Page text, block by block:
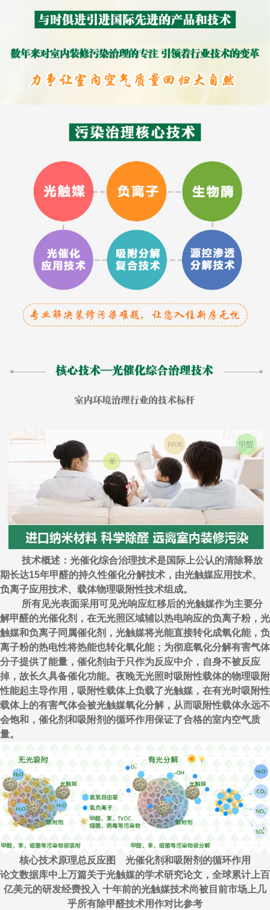
技术概述：光催化综合治理技术是国际上公认的清除释放
期长达15年甲醛的持久性催化分解技术，由光触媒应用技术、
负离子应用技术、载体物理吸附性技术组成。
所有见光表面采用可见光响应红移后的光触媒作为主要分
解甲醛的光催化剂，在无光照区域辅以热电响应的负离子粉，光
触媒和负离子同属催化剂，光触媒将光能直接转化成氧化能，负
离子粉的热电性将热能也转化氧化能；为彻底氧化分解有害气体
分子提供了能量，催化剂由于只作为反应中介，自身不被反应
掉，故长久具备催化功能。夜晚无光照时吸附性载体的物理吸附
性能起主导作用，吸附性载体上负载了光触媒，在有光时吸附性
载体上的有害气体会被光触媒氧化分解，从而吸附性载体永远不
会饱和，催化剂和吸附剂的循环作用保证了合格的室内空气质
量。
核心技术原理总反应图 光催化剂和吸附剂的循环作用
论文数据库中上万篇关于光触媒的学术研究论文，全球累计上百
亿美元的研发经费投入 十年前的光触媒技术尚被目前市场上几
乎所有除甲醛技术用作对比参考